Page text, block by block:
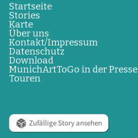
Startseite
Stories
Karte
Über uns
Kontakt/Impressum
Datenschutz
Download
MunichArtToGo in der Presse
Touren
Zufällige Story ansehen